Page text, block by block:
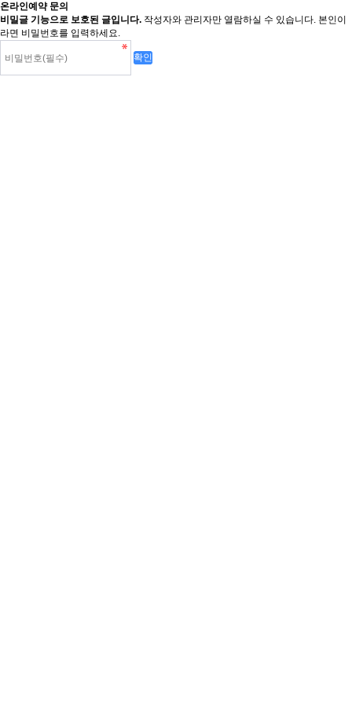
온라인예약 문의
비밀글 기능으로 보호된 글입니다. 작성자와 관리자만 열람하실 수 있습니다. 본인이
라면 비밀번호를 입력하세요.